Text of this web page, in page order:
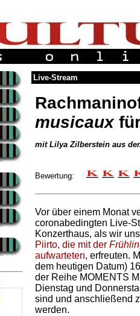
Live-Stream
musicauxfür
mit Lilya Zilberstein aus
Bewertung:
Vor über einem Monat
coronabedingten Live-
Konzerthaus, als wir
Piirto, die mit der
aufwarteten, erfreuten.
dem heutigen Datum)
der Reihe MOMENTS
Dienstag und
sind und anschließend
werden.